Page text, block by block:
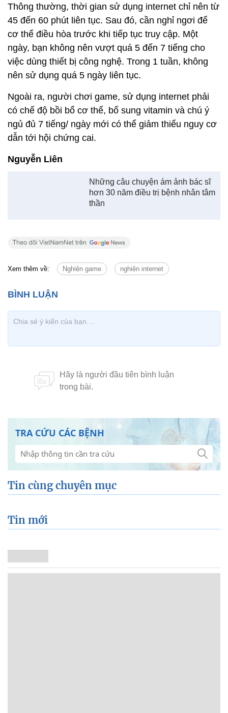
Ngoài ra, người chơi game, sử dụng internet phải
có chế độ bồi bổ cơ thể, bổ sung vitamin và chú ý
ngủ đủ 7 tiếng/ ngày mới có thể giảm thiểu nguy cơ
dẫn tới hội chứng cai.
Nguyễn Liên
Những câu chuyện ám ảnh bác sĩ
hơn 30 năm điều trị bệnh nhân tâm
thần
Nghiện game nghiện internet
Tin mới